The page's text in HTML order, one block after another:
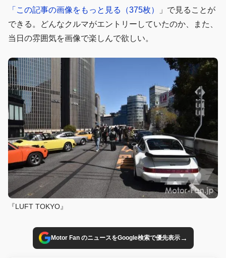
「この記事の画像をもっと見る（375枚）
」で見ることが
できる。どんなクルマがエントリーしていたのか、また、
当日の雰囲気を画像で楽しんで欲しい。
『LUFT TOKYO』
Motor Fan のニュースをGoogle検索で優先表示→